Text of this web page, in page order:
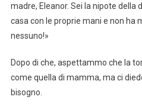
madre, Eleanor. Sei la nipote della
casa con le proprie mani e non ha
nessuno!»
Dopo di che, aspettammo che la
come quella di mamma, ma ci
bisogno.